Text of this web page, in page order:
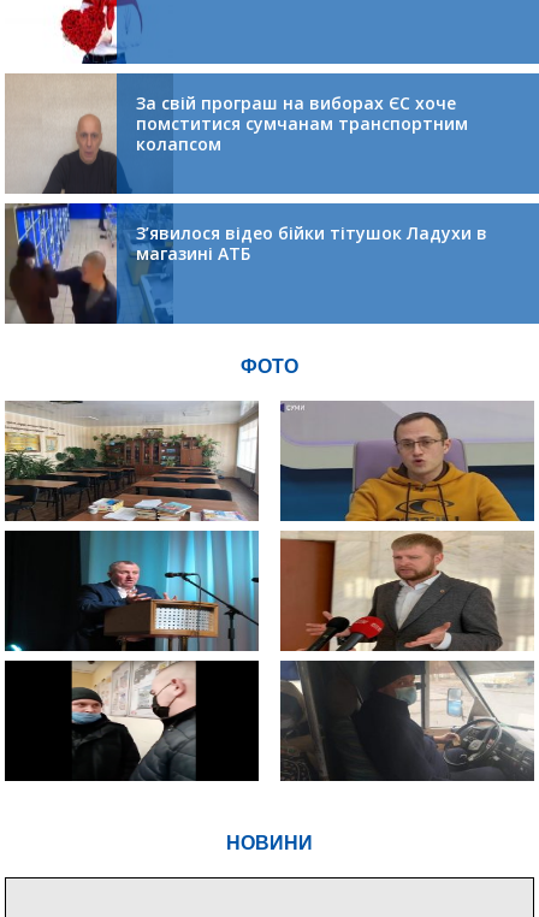
НОВИНИ
За свій програш на виборах ЄС хоче
помститися сумчанам транспортним
колапсом
З’явилося відео бійки тітушок Ладухи в
магазині АТБ
ФОТО